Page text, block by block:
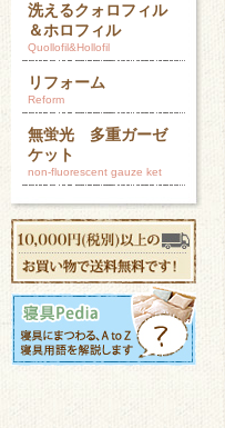
洗えるクォロフィル
＆ホロフィル
Quollofil&Hollofil
リフォーム
Reform
無蛍光 多重ガーゼ
ケット
non-fluorescent gauze ket